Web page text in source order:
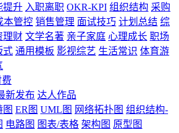
提升 入职离职 OKR-KPI 组织结构 采购
本管控 销售管理 面试技巧 计划总结 综
理财 文学名著 亲子家庭 心理成长 职场
式 通用模板 影视综艺 生活常识 体育游
新发布 达人作品
图 ER图 UML图 网络拓扑图 组织结构-
电路图 图表/表格 架构图 原型图